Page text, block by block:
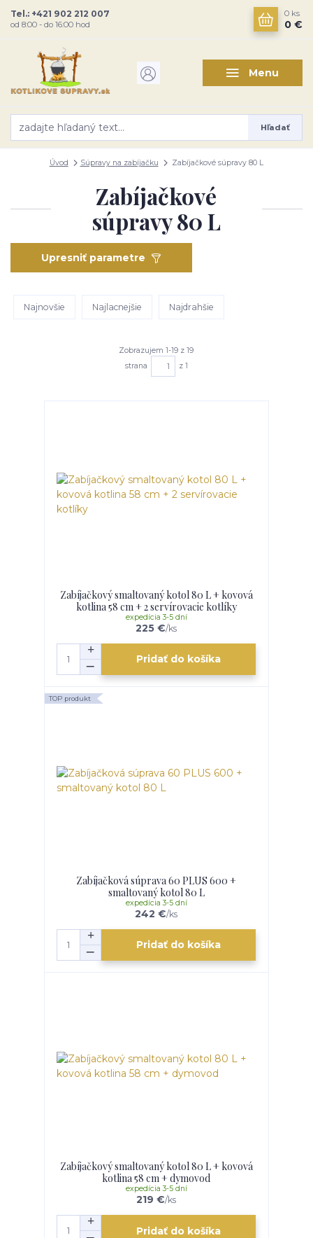
Menu
Hľadať
Tel.: +421 902 212 007
od 8:00 - do 16:00 hod
0 ks
0 €
Úvod Súpravy na zabíjačku Zabíjačkové súpravy 80 L
Zabíjačkové
súpravy 80 L
Upresniť parametre
Najnovšie Najlacnejšie Najdrahšie
Zobrazujem 1-19 z 19
strana
z 1
Zabíjačkový smaltovaný kotol 80 L + kovová
kotlina 58 cm + 2 servírovacie kotlíky
225 €/ks
expedícia 3-5 dní
Pridať do košíka
TOP produkt
Zabíjačková súprava 60 PLUS 600 +
smaltovaný kotol 80 L
242 €/ks
expedícia 3-5 dní
Pridať do košíka
Zabíjačkový smaltovaný kotol 80 L + kovová
kotlina 58 cm + dymovod
219 €/ks
expedícia 3-5 dní
Pridať do košíka